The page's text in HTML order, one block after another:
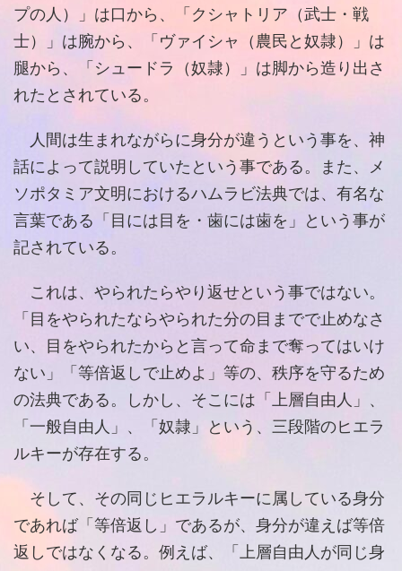
プの人）」は口から、「クシャトリア（武士・戦
士）」は腕から、「ヴァイシャ（農民と奴隷）」は
腿から、「シュードラ（奴隷）」は脚から造り出さ
れたとされている。
人間は生まれながらに身分が違うという事を、神
話によって説明していたという事である。また、メ
ソポタミア文明におけるハムラビ法典では、有名な
言葉である「目には目を・歯には歯を」という事が
記されている。
これは、やられたらやり返せという事ではない。
「目をやられたならやられた分の目までで止めなさ
い、目をやられたからと言って命まで奪ってはいけ
ない」「等倍返しで止めよ」等の、秩序を守るため
の法典である。しかし、そこには「上層自由人」、
「一般自由人」、「奴隷」という、三段階のヒエラ
ルキーが存在する。
そして、その同じヒエラルキーに属している身分
であれば「等倍返し」であるが、身分が違えば等倍
返しではなくなる。例えば、「上層自由人が同じ身